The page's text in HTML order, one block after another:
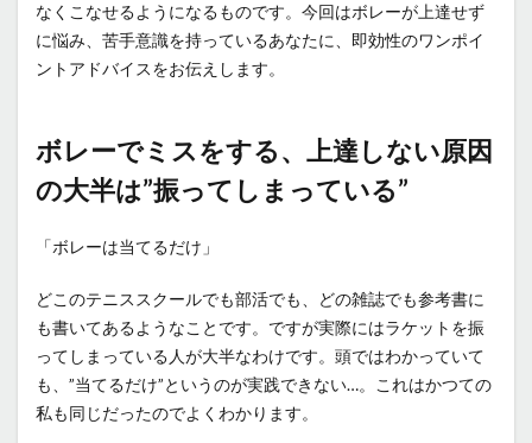
なくこなせるようになるものです。今回はボレーが上達せず
に悩み、苦手意識を持っているあなたに、即効性のワンポイ
ントアドバイスをお伝えします。
ボレーでミスをする、上達しない原因
の大半は”振ってしまっている”
「ボレーは当てるだけ」
どこのテニススクールでも部活でも、どの雑誌でも参考書に
も書いてあるようなことです。ですが実際にはラケットを振
ってしまっている人が大半なわけです。頭ではわかっていて
も、”当てるだけ”というのが実践できない…。これはかつての
私も同じだったのでよくわかります。